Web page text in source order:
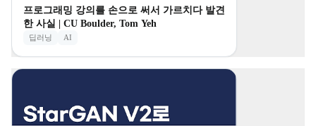
프로그래밍 강의를 손으로 써서 가르치다 발견
한 사실 | CU Boulder, Tom Yeh
딥러닝 AI